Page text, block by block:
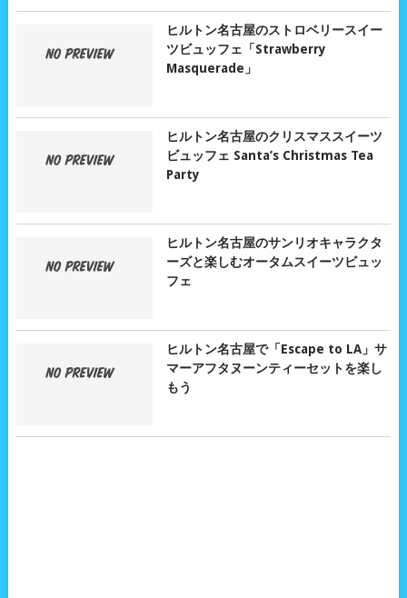
ヒルトン名古屋のストロベリースイー
ツビュッフェ「Strawberry
Masquerade」
ヒルトン名古屋のクリスマススイーツ
ビュッフェ Santa’s Christmas Tea
Party
ヒルトン名古屋のサンリオキャラクタ
ーズと楽しむオータムスイーツビュッ
フェ
ヒルトン名古屋で「Escape to LA」サ
マーアフタヌーンティーセットを楽し
もう